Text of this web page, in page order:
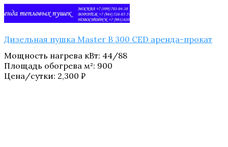
Дизельная пушка Master B 300 CED аренда-прокат
Мощность нагрева кВт: 44/88
Площадь обогрева м²: 900
Цена/сутки: 2,300 ₽